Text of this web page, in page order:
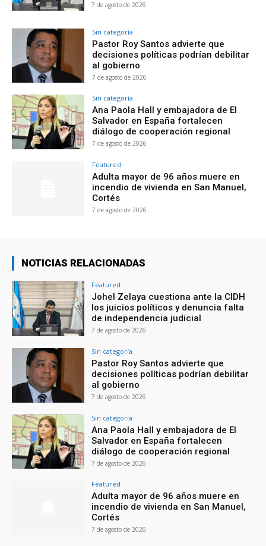
7 de agosto de 2026
Sin categoría
Pastor Roy Santos advierte que
decisiones políticas podrían debilitar
al gobierno
7 de agosto de 2026
Sin categoría
Ana Paola Hall y embajadora de El
Salvador en España fortalecen
diálogo de cooperación regional
7 de agosto de 2026
Featured
Adulta mayor de 96 años muere en
incendio de vivienda en San Manuel,
Cortés
7 de agosto de 2026
NOTICIAS RELACIONADAS
Featured
Johel Zelaya cuestiona ante la CIDH
los juicios políticos y denuncia falta
de independencia judicial
7 de agosto de 2026
Sin categoría
Pastor Roy Santos advierte que
decisiones políticas podrían debilitar
al gobierno
7 de agosto de 2026
Sin categoría
Ana Paola Hall y embajadora de El
Salvador en España fortalecen
diálogo de cooperación regional
7 de agosto de 2026
Featured
Adulta mayor de 96 años muere en
incendio de vivienda en San Manuel,
Cortés
7 de agosto de 2026